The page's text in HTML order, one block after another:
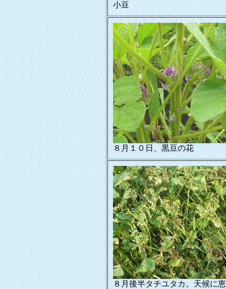
小豆
８月１０日、黒豆の花
８月後半タチユタカ。天候に